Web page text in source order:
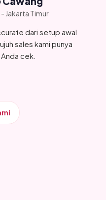
Jakarta Timur
dari setup awal
sales kami punya
cek.